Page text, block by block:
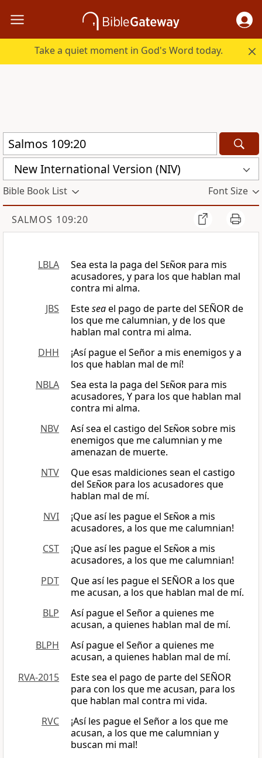
Take a quiet moment in God's Word today.
New International Version (NIV)
Bible Book List Font Size
SALMOS 109:20
LBLA Sea esta la paga del Señor para mis
acusadores, y para los que hablan mal
contra mi alma.
JBS
Esteseael pago de parte del SEÑOR de
los que me calumnian, y de los que
hablan mal contra mi alma.
DHH
¡Así pague el Señor a mis enemigos y a
los que hablan mal de mí!
NBLA
Sea esta la paga del Señor para mis
acusadores, Y para los que hablan mal
contra mi alma.
NBV
Así sea el castigo del Señorsobre mis
enemigos que me calumnian y me
amenazan de muerte.
NTV
Que esas maldiciones sean el castigo
del Señor para los acusadores que
hablan mal de mí.
NVI
¡Que así les pague el Señora mis
acusadores, a los que me calumnian!
CST
¡Que así les pague el Señora mis
acusadores, a los que me calumnian!
PDT
Que así les pague el SEÑOR a los que
me acusan, a los que hablan mal de mí.
BLP
Así pague el Señor a quienes me
acusan, a quienes hablan mal de mí.
BLPH
Así pague el Señor a quienes me
acusan, a quienes hablan mal de mí.
RVA-2015
Este sea el pago de parte del SEÑOR
para con los que me acusan, para los
que hablan mal contra mi vida.
RVC
¡Así les pague el Señor a los que me
acusan, a los que me calumnian y
buscan mi mal!